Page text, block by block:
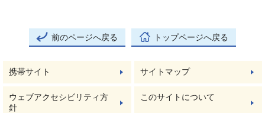
前のページへ戻る トップページへ戻る
携帯サイト サイトマップ
ウェブアクセシビリティ方
針
このサイトについて